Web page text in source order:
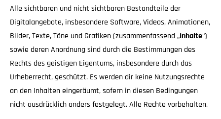
Alle sichtbaren und nicht sichtbaren Bestandteile der
Digitalangebote, insbesondere Software, Videos, Animationen,
Bilder, Texte, Töne und Grafiken (zusammenfassend „Inhalte“)
sowie deren Anordnung sind durch die Bestimmungen des
Rechts des geistigen Eigentums, insbesondere durch das
Urheberrecht, geschützt. Es werden dir keine Nutzungsrechte
an den Inhalten eingeräumt, sofern in diesen Bedingungen
nicht ausdrücklich anders festgelegt. Alle Rechte vorbehalten.